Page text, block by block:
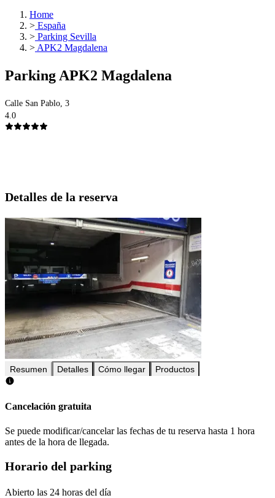
Home
> España
> Parking Sevilla
> APK2 Magdalena
Parking APK2 Magdalena
Calle San Pablo, 3
4.0
Detalles de la reserva
Resumen Detalles Cómo llegar Productos
Cancelación gratuita
Se puede modificar/cancelar las fechas de tu reserva hasta 1 hora
antes de la hora de llegada.
Horario del parking
Abierto las 24 horas del día